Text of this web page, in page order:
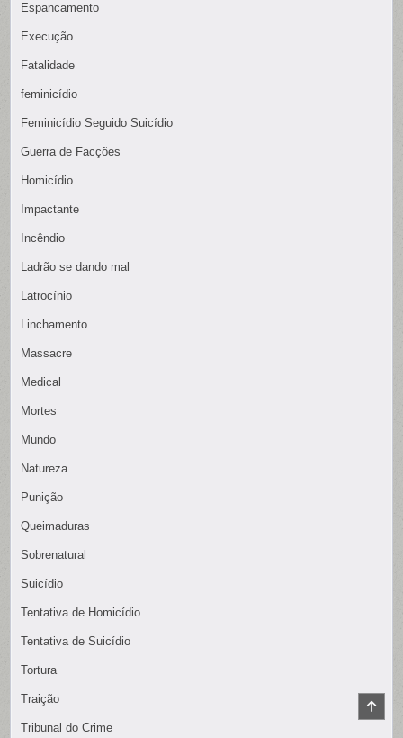
Espancamento
Execução
Fatalidade
feminicídio
Feminicídio Seguido Suicídio
Guerra de Facções
Homicídio
Impactante
Incêndio
Ladrão se dando mal
Latrocínio
Linchamento
Massacre
Medical
Mortes
Mundo
Natureza
Punição
Queimaduras
Sobrenatural
Suicídio
Tentativa de Homicídio
Tentativa de Suicídio
Tortura
Traição
Tribunal do Crime
TO